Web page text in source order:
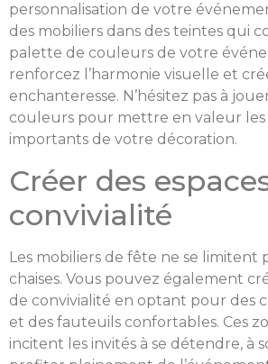
personnalisation de votre
des mobiliers dans des teintes qui
palette de couleurs de votre
renforcez l’harmonie visuelle et
enchanteresse. N’hésitez pas à
couleurs pour mettre en valeur
importants de votre décoration.
Créer des
convivialité
Les mobiliers de fête ne se limitent
chaises. Vous pouvez également
de convivialité en optant pour des
et des fauteuils confortables. Ces
incitent les invités à se détendre, à